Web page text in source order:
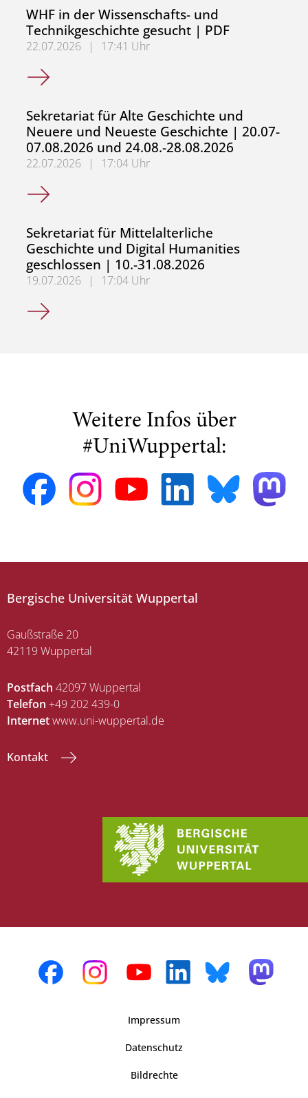
WHF in der Wissenschafts- und
Technikgeschichte gesucht | PDF
22.07.2026 |
17:41 Uhr
WHF in der Wissenschafts- und Technikgeschichte
Sekretariat für Alte Geschichte und
Neuere und Neueste Geschichte | 20.07-
07.08.2026 und 24.08.-28.08.2026
22.07.2026 |
17:04 Uhr
Sekretariat für Alte Geschichte und Neuere und
Sekretariat für Mittelalterliche
Geschichte und Digital Humanities
geschlossen | 10.-31.08.2026
19.07.2026 |
17:04 Uhr
Sekretariat für Mittelalterliche Geschichte und Digital
Weitere Infos über
#UniWuppertal:
Bergische Universität Wuppertal
Gaußstraße 20
42119 Wuppertal
Postfach 42097 Wuppertal
Telefon +49 202 439-0
Internetwww.uni-wuppertal.de
Kontakt
Impressum
Datenschutz
Bildrechte